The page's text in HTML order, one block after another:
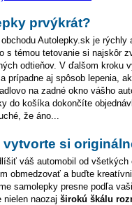
prvýkrát?
Autolepky.sk je rýchly
s témou tetovanie si najskôr
odtieňov. V ďalšom kroku
prípadne aj spôsob lepenia,
na zadné okno vášho
do košíka dokončíte
že áno...
si
váš automobil od všetkých
obmedzovať a buďte
samolepky presne podľa
naozaj širokú škálu